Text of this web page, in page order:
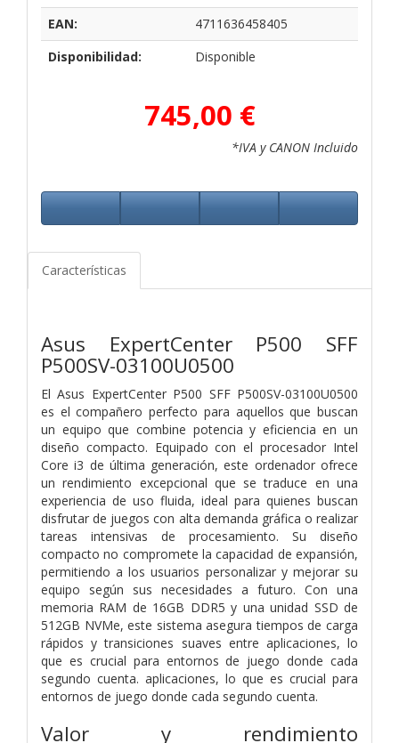
EAN:
4711636458405
Disponibilidad:
Disponible
745,00 €
*IVA y CANON Incluido
Características
Asus ExpertCenter P500 SFF
P500SV-03100U0500
El Asus ExpertCenter P500 SFF P500SV-03100U0500
es el compañero perfecto para aquellos que buscan
un equipo que combine potencia y eficiencia en un
diseño compacto. Equipado con el procesador Intel
Core i3 de última generación, este ordenador ofrece
un rendimiento excepcional que se traduce en una
experiencia de uso fluida, ideal para quienes buscan
disfrutar de juegos con alta demanda gráfica o realizar
tareas intensivas de procesamiento. Su diseño
compacto no compromete la capacidad de expansión,
permitiendo a los usuarios personalizar y mejorar su
equipo según sus necesidades a futuro. Con una
memoria RAM de 16GB DDR5 y una unidad SSD de
512GB NVMe, este sistema asegura tiempos de carga
rápidos y transiciones suaves entre aplicaciones, lo
que es crucial para entornos de juego donde cada
segundo cuenta. aplicaciones, lo que es crucial para
entornos de juego donde cada segundo cuenta.
Valor y rendimiento